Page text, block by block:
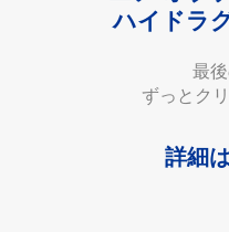
ハイドラ
最後
ずっとク
詳細